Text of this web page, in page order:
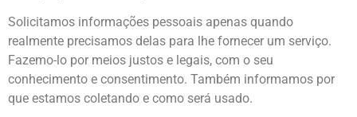
Solicitamos informações pessoais apenas quando
realmente precisamos delas para lhe fornecer um serviço.
Fazemo-lo por meios justos e legais, com o seu
conhecimento e consentimento. Também informamos por
que estamos coletando e como será usado.